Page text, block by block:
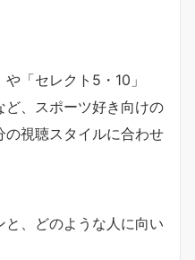
「セレクト5・10」
ど、スポーツ好き向けの
の視聴スタイルに合わせ
と、どのような人に向い